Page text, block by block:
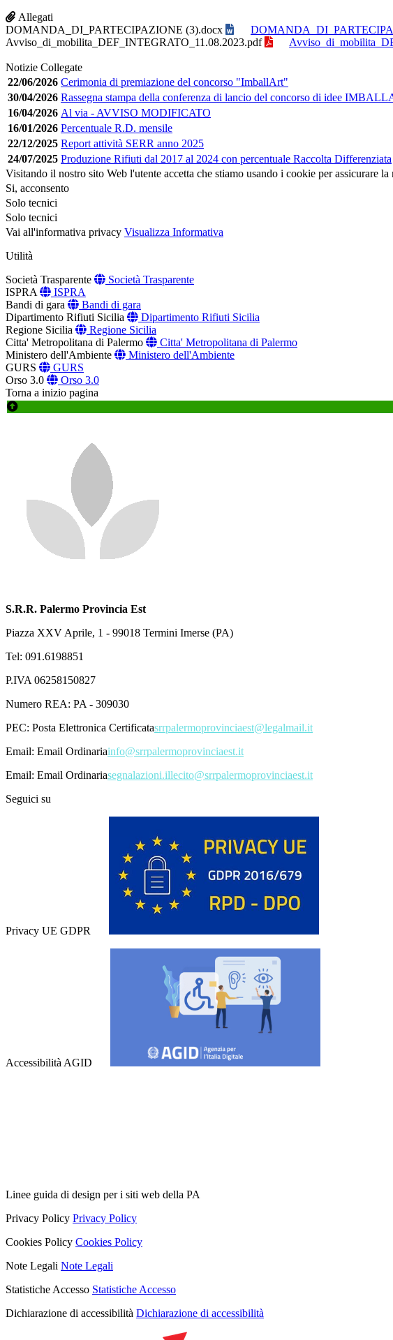
Allegati
DOMANDA_DI_PARTECIPAZIONE (3).docx
Avviso_di_mobilita_DEF_INTEGRATO_11.08.2023.pdf
Notizie Collegate
22/06/2026 Cerimonia di premiazione del concorso "ImballArt"
30/04/2026 Rassegna stampa della conferenza di lancio del concorso di idee
16/04/2026 Al via - AVVISO MODIFICATO
16/01/2026 Percentuale R.D. mensile
22/12/2025 Report attività SERR anno 2025
24/07/2025 Produzione Rifiuti dal 2017 al 2024 con percentuale Raccolta Differenziata
Visitando il nostro sito Web l'utente accetta che stiamo usando i cookie per assicurare
Si, acconsento
Solo tecnici
Solo tecnici
Vai all'informativa privacy Visualizza Informativa
Utilità
Società Trasparente
Società Trasparente
ISPRA
ISPRA
Bandi di gara
Bandi di gara
Dipartimento Rifiuti Sicilia
Dipartimento Rifiuti Sicilia
Regione Sicilia
Regione Sicilia
Citta' Metropolitana di Palermo
Citta' Metropolitana di Palermo
Ministero dell'Ambiente
Ministero dell'Ambiente
GURS
GURS
Orso 3.0
Orso 3.0
Torna a inizio pagina
S.R.R. Palermo Provincia Est
Piazza XXV Aprile, 1 - 99018 Termini Imerse (PA)
Tel: 091.6198851
P.IVA 06258150827
Numero REA: PA - 309030
PEC: Posta Elettronica Certificatasrrpalermoprovinciaest@legalmail.it
Email: Email Ordinariainfo@srrpalermoprovinciaest.it
Email: Email Ordinariasegnalazioni.illecito@srrpalermoprovinciaest.it
Seguici su
Privacy UE GDPR
Accessibilità AGID
Linee guida di design per i siti web della PA
Privacy Policy Privacy Policy
Cookies Policy Cookies Policy
Note Legali Note Legali
Statistiche Accesso Statistiche Accesso
Dichiarazione di accessibilità Dichiarazione di accessibilità